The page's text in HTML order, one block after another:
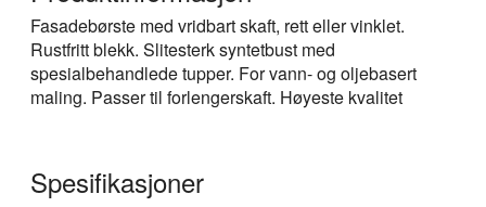
Fasadebørste med vridbart skaft, rett eller vinklet.
Rustfritt blekk. Slitesterk syntetbust med
spesialbehandlede tupper. For vann- og oljebasert
maling. Passer til forlengerskaft. Høyeste kvalitet
Spesifikasjoner